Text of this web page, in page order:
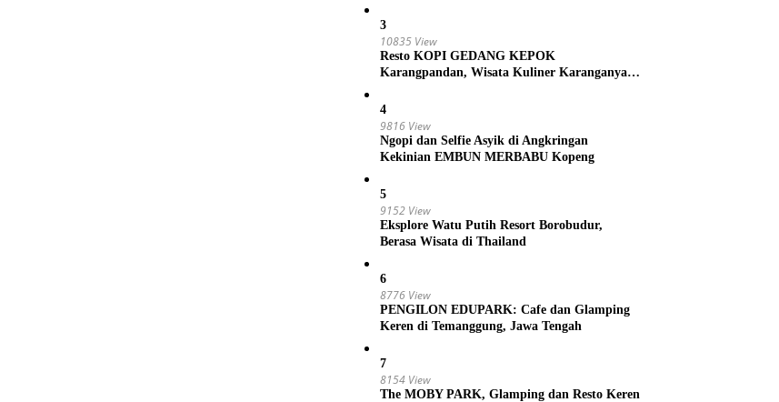
3
10835 View
Resto KOPI GEDANG KEPOK
Karangpandan, Wisata Kuliner Karanganyar,
4
9816 View
Ngopi dan Selfie Asyik di Angkringan
Kekinian EMBUN MERBABU Kopeng
5
9152 View
Eksplore Watu Putih Resort Borobudur,
Berasa Wisata di Thailand
6
8776 View
PENGILON EDUPARK: Cafe dan Glamping
Keren di Temanggung, Jawa Tengah
7
8154 View
The MOBY PARK, Glamping dan Resto Keren